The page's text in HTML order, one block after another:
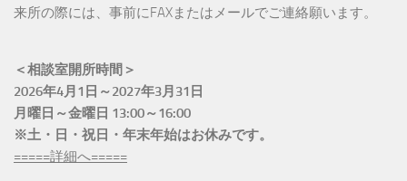
来所の際には、事前にFAXまたはメールでご連絡願います。
＜相談室開所時間＞
2026年4月1日～2027年3月31日
月曜日～金曜日 13:00～16:00
※土・日・祝日・年末年始はお休みです。
=====詳細へ=====